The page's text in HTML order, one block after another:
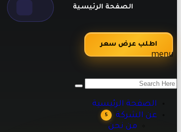
الصفحة الرئيسية
اراء العملاء
الاسئلة الشائعه
مقالات تقنية وبرمجية تساعدك على تطوير أعمالك
اطلب عرض سعر
menu
الصفحة الرئيسية
عن الشركة
5
من نحن